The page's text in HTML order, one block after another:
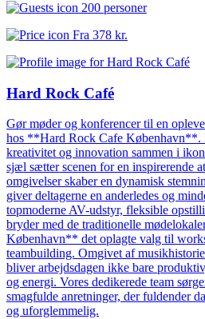
200 personer
Fra 378 kr.
Hard Rock Café
Gør møder og konferencer til en
hos **Hard Rock Cafe København**.
kreativitet og innovation sammen i
sjæl sætter scenen for en inspirerende
omgivelser skaber en dynamisk
giver deltagerne en anderledes og
topmoderne AV-udstyr, fleksible
bryder med de traditionelle
København** det oplagte valg til
teambuilding. Omgivet af
bliver arbejdsdagen ikke bare
og energi. Vores dedikerede team
smagfulde anretninger, der fuldender
og uforglemmelig.